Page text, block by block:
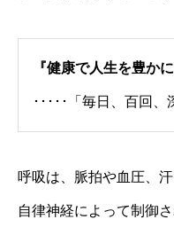
『健康で人生を豊か
･････「毎日、百回、
呼吸は、脈拍や血圧、
自律神経によって制御